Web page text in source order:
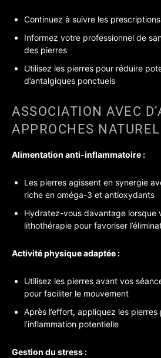
Continuez à suivre les
Informez votre professionnel de
des pierres
Utilisez les pierres pour réduire
d’antalgiques ponctuels
ASSOCIATION AVEC
APPROCHES
Alimentation anti-inflammatoire :
Les pierres agissent en synergie
riche en oméga-3 et antioxydants
Hydratez-vous davantage lorsque
lithothérapie pour favoriser
Activité physique adaptée :
Utilisez les pierres avant vos
pour faciliter le mouvement
Après l’effort, appliquez les pierres
l’inflammation potentielle
Gestion du stress :